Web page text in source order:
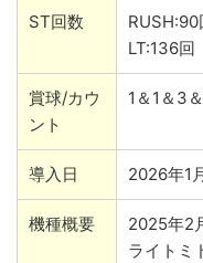
ST回数
RUSH:90
LT:136回
賞球/カウ
ント
1＆1＆3
導入日 2026年1
機種概要
2025年2
ライトミ